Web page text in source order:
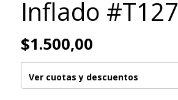
Inflado #T127
$1.500,00
Ver cuotas y descuentos